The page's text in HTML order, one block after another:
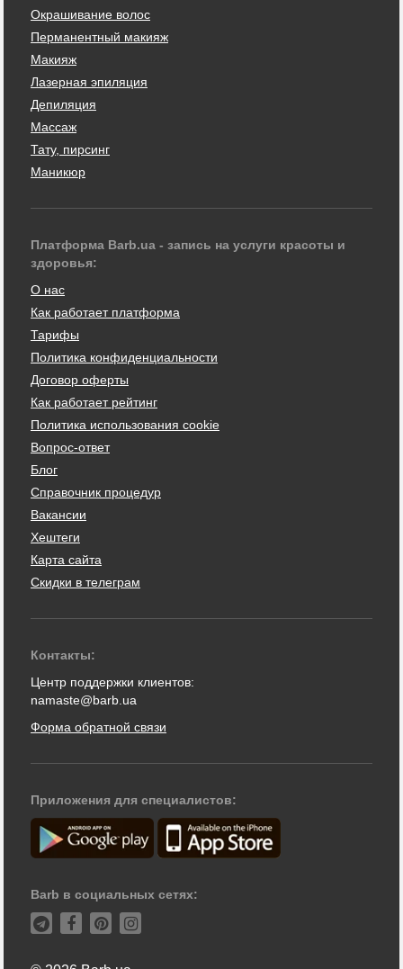
Окрашивание волос
Перманентный макияж
Макияж
Лазерная эпиляция
Депиляция
Массаж
Тату, пирсинг
Маникюр
Платформа Barb.ua - запись на услуги красоты и
здоровья:
О нас
Как работает платформа
Тарифы
Политика конфиденциальности
Договор оферты
Как работает рейтинг
Политика использования cookie
Вопрос-ответ
Блог
Справочник процедур
Вакансии
Хештеги
Карта сайта
Скидки в телеграм
Контакты:
Центр поддержки клиентов:
namaste@barb.ua
Форма обратной связи
Приложения для специалистов:
Barb в социальных сетях: